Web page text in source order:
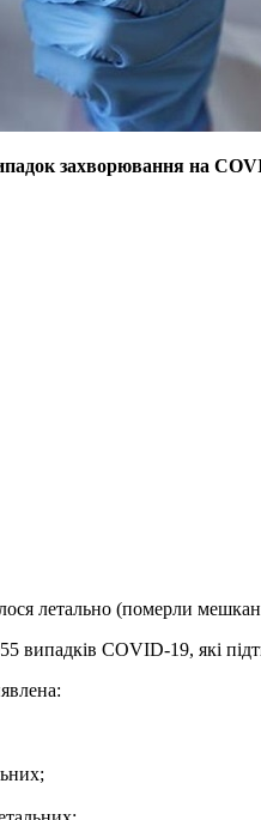
захворювання на
летально (померли
випадків COVID-19, які